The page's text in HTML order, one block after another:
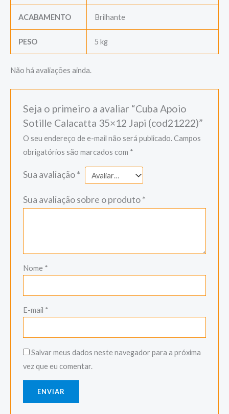
ACABAMENTO Brilhante
PESO 5 kg
Não há avaliações ainda.
Seja o primeiro a avaliar “Cuba Apoio
Sotille Calacatta 35×12 Japi (cod21222)”
O seu endereço de e-mail não será publicado.Campos
obrigatórios são marcados com *
Sua avaliação*
Sua avaliação sobre o produto*
Nome *
E-mail *
Salvar meus dados neste navegador para a próxima
vez que eu comentar.